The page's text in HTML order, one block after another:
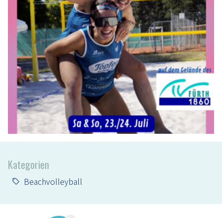
Kategorien
Beachvolleyball